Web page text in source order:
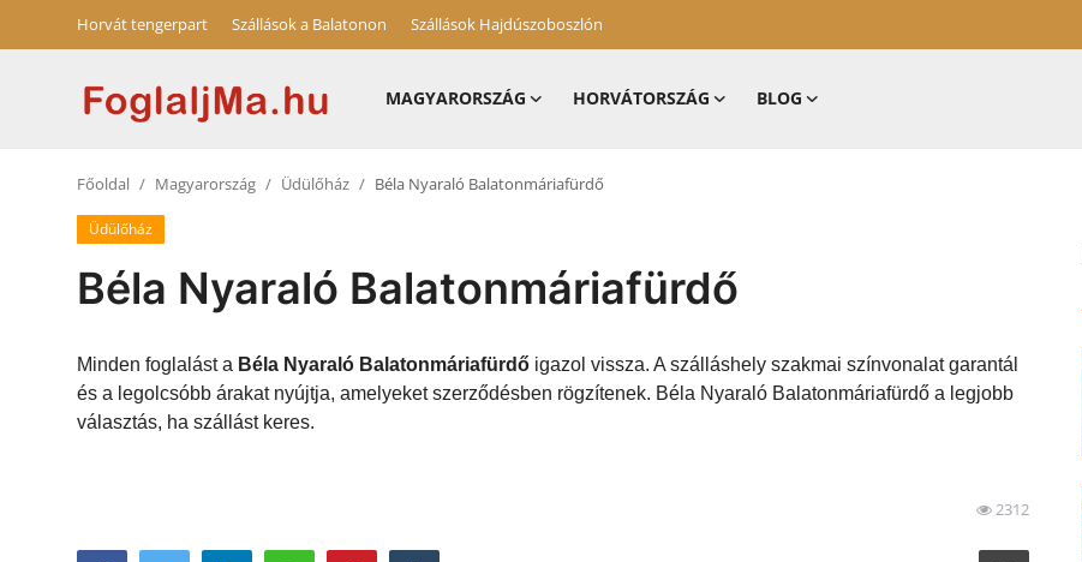
Horvát tengerpart Szállások a Balatonon Szállások Hajdúszoboszlón
MAGYARORSZÁG HORVÁTORSZÁG BLOG
Szállások a Balatonon
Szállások Hajdúszoboszlón
Főoldal Magyarország Üdülőház Béla Nyaraló Balatonmáriafürdő
Üdülőház
Béla Nyaraló Balatonmáriafürdő
Minden foglalást a Béla Nyaraló Balatonmáriafürdő igazol vissza. A szálláshely szakmai színvonalat garantál
és a legolcsóbb árakat nyújtja, amelyeket szerződésben rögzítenek. Béla Nyaraló Balatonmáriafürdő a legjobb
választás, ha szállást keres.
2312